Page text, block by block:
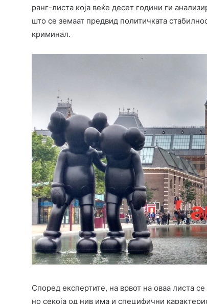
ранг-листа која веќе десет години ги
што се земаат предвид политичката
криминал.
Според експертите, на врвот на оваа листа
но секоја од нив има и специфични